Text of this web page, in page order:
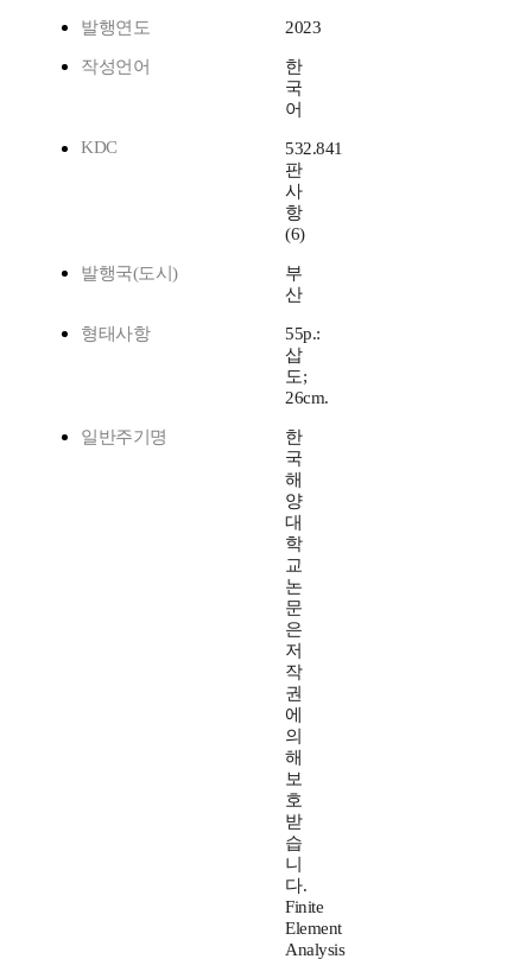
발행연도 2023
작성언어
한
국
어
KDC
532.841
판
사
항
(6)
발행국(도시)
부
산
형태사항
55p.:
삽
도;
26cm.
일반주기명
한
국
해
양
대
학
교
논
문
은
저
작
권
에
의
해
보
호
받
습
니
다.
Finite
Element
Analysis